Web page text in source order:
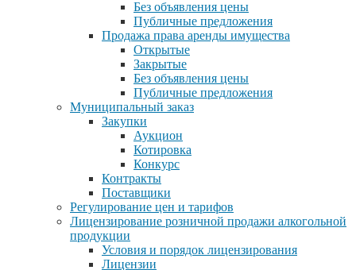
Без объявления цены
Публичные предложения
Продажа права аренды имущества
Открытые
Закрытые
Без объявления цены
Публичные предложения
Муниципальный заказ
Закупки
Аукцион
Котировка
Конкурс
Контракты
Поставщики
Регулирование цен и тарифов
Лицензирование розничной продажи алкогольной
продукции
Условия и порядок лицензирования
Лицензии